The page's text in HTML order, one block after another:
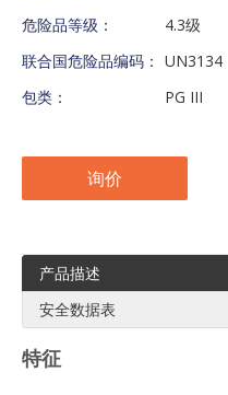
危险品等级：
4.3级
联合国危险品编码： UN3134
包类：
PG III
询价
产品描述
安全数据表
特征